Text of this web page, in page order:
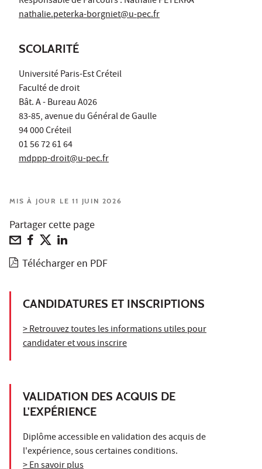
nathalie.peterka-borgniet@u-pec.fr
SCOLARITÉ
Université Paris-Est Créteil
Faculté de droit
Bât. A - Bureau A026
83-85, avenue du Général de Gaulle
94 000 Créteil
01 56 72 61 64
mdppp-droit@u-pec.fr
MIS À JOUR LE 11 JUIN 2026
Partager cette page
Télécharger en PDF
CANDIDATURES ET INSCRIPTIONS
> Retrouvez toutes les informations utiles pour
candidater et vous inscrire
VALIDATION DES ACQUIS DE
L'EXPÉRIENCE
Diplôme accessible en validation des acquis de
l'expérience, sous certaines conditions.
> En savoir plus